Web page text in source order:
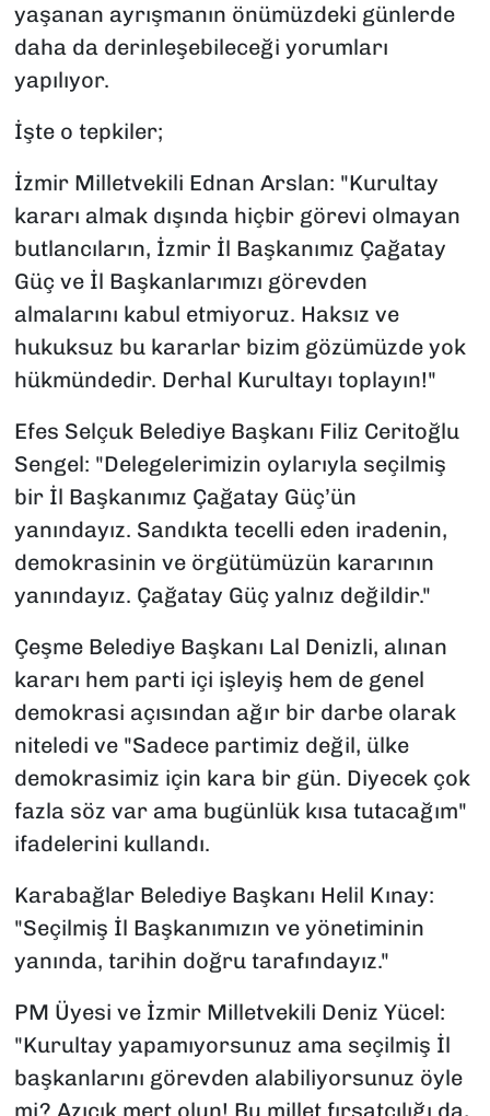
yaşanan ayrışmanın önümüzdeki günlerde
daha da derinleşebileceği yorumları
yapılıyor.
İşte o tepkiler;
İzmir Milletvekili Ednan Arslan: "Kurultay
kararı almak dışında hiçbir görevi olmayan
butlancıların, İzmir İl Başkanımız Çağatay
Güç ve İl Başkanlarımızı görevden
almalarını kabul etmiyoruz. Haksız ve
hukuksuz bu kararlar bizim gözümüzde yok
hükmündedir. Derhal Kurultayı toplayın!"
Efes Selçuk Belediye Başkanı Filiz Ceritoğlu
Sengel: "Delegelerimizin oylarıyla seçilmiş
bir İl Başkanımız Çağatay Güç’ün
yanındayız. Sandıkta tecelli eden iradenin,
demokrasinin ve örgütümüzün kararının
yanındayız. Çağatay Güç yalnız değildir."
Çeşme Belediye Başkanı Lal Denizli, alınan
kararı hem parti içi işleyiş hem de genel
demokrasi açısından ağır bir darbe olarak
niteledi ve "Sadece partimiz değil, ülke
demokrasimiz için kara bir gün. Diyecek çok
fazla söz var ama bugünlük kısa tutacağım"
ifadelerini kullandı.
Karabağlar Belediye Başkanı Helil Kınay:
"Seçilmiş İl Başkanımızın ve yönetiminin
yanında, tarihin doğru tarafındayız."
PM Üyesi ve İzmir Milletvekili Deniz Yücel:
"Kurultay yapamıyorsunuz ama seçilmiş İl
başkanlarını görevden alabiliyorsunuz öyle
mi? Azıcık mert olun! Bu millet fırsatçılığı da,